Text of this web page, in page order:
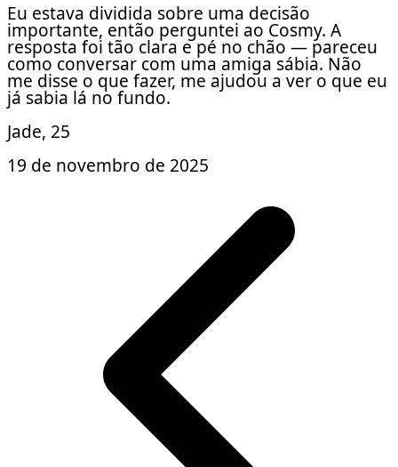
Eu estava dividida sobre uma decisão
importante, então perguntei ao Cosmy. A
resposta foi tão clara e pé no chão — pareceu
como conversar com uma amiga sábia. Não
me disse o que fazer, me ajudou a ver o que eu
já sabia lá no fundo.
Jade, 25
19 de novembro de 2025